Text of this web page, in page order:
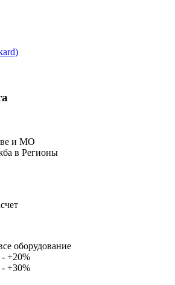
и МО
в Регионы
оборудование
- +20%
- +30%